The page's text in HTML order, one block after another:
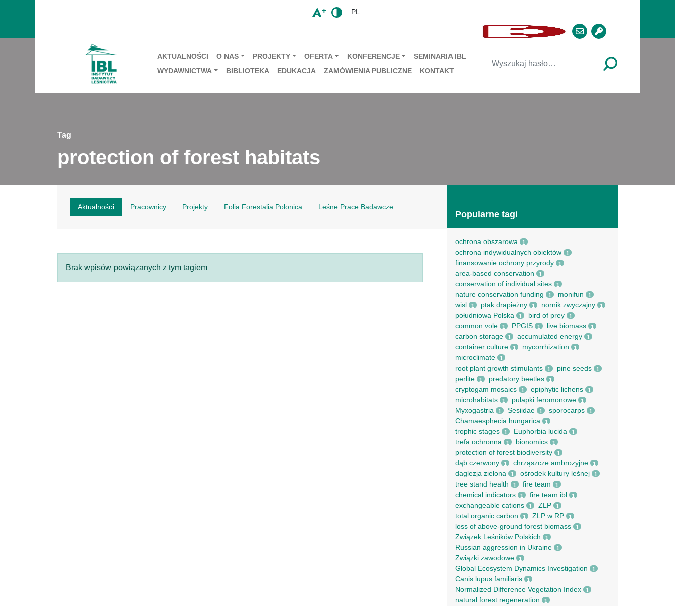
PL
AKTUALNOŚCI O NAS PROJEKTY OFERTA KONFERENCJE
SEMINARIA IBL
WYDAWNICTWA
BIBLIOTEKA EDUKACJA ZAMÓWIENIA PUBLICZNE KONTAKT
Tag
protection of forest habitats
Aktualności Pracownicy Projekty Folia Forestalia Polonica Leśne Prace Badawcze
Brak wpisów powiązanych z tym tagiem
Popularne tagi
ochrona obszarowa 1
ochrona indywidualnych obiektów 1
finansowanie ochrony przyrody 1
area-based conservation 1
conservation of individual sites 1
nature conservation funding 1 monifun 1
wisl 1 ptak drapieżny 1 nornik zwyczajny 1
południowa Polska 1 bird of prey 1
common vole 1 PPGIS 1 live biomass 1
carbon storage 1 accumulated energy 1
container culture 1 mycorrhization 1
microclimate 1
root рlant growth stimulants 1 pine seeds 1
perlite 1 predatory beetles 1
cryptogam mosaics 1 epiphytic lichens 1
microhabitats 1 pułapki feromonowe 1
Myxogastria 1 Sesiidae 1 sporocarps 1
Chamaesphecia hungarica 1
trophic stages 1 Euphorbia lucida 1
trefa ochronna 1 bionomics 1
protection of forest biodiversity 1
dąb czerwony 1 chrząszcze ambrozyjne 1
daglezja zielona 1 ośrodek kultury leśnej 1
tree stand health 1 fire team 1
chemical indicators 1 fire team ibl 1
exchangeable cations 1 ZLP 1
total organic carbon 1 ZLP w RP 1
loss of above-ground forest biomass 1
Związek Leśników Polskich 1
Russian aggression in Ukraine 1
Związki zawodowe 1
Global Ecosystem Dynamics Investigation 1
Canis lupus familiaris 1
Normalized Difference Vegetation Index 1
natural forest regeneration 1